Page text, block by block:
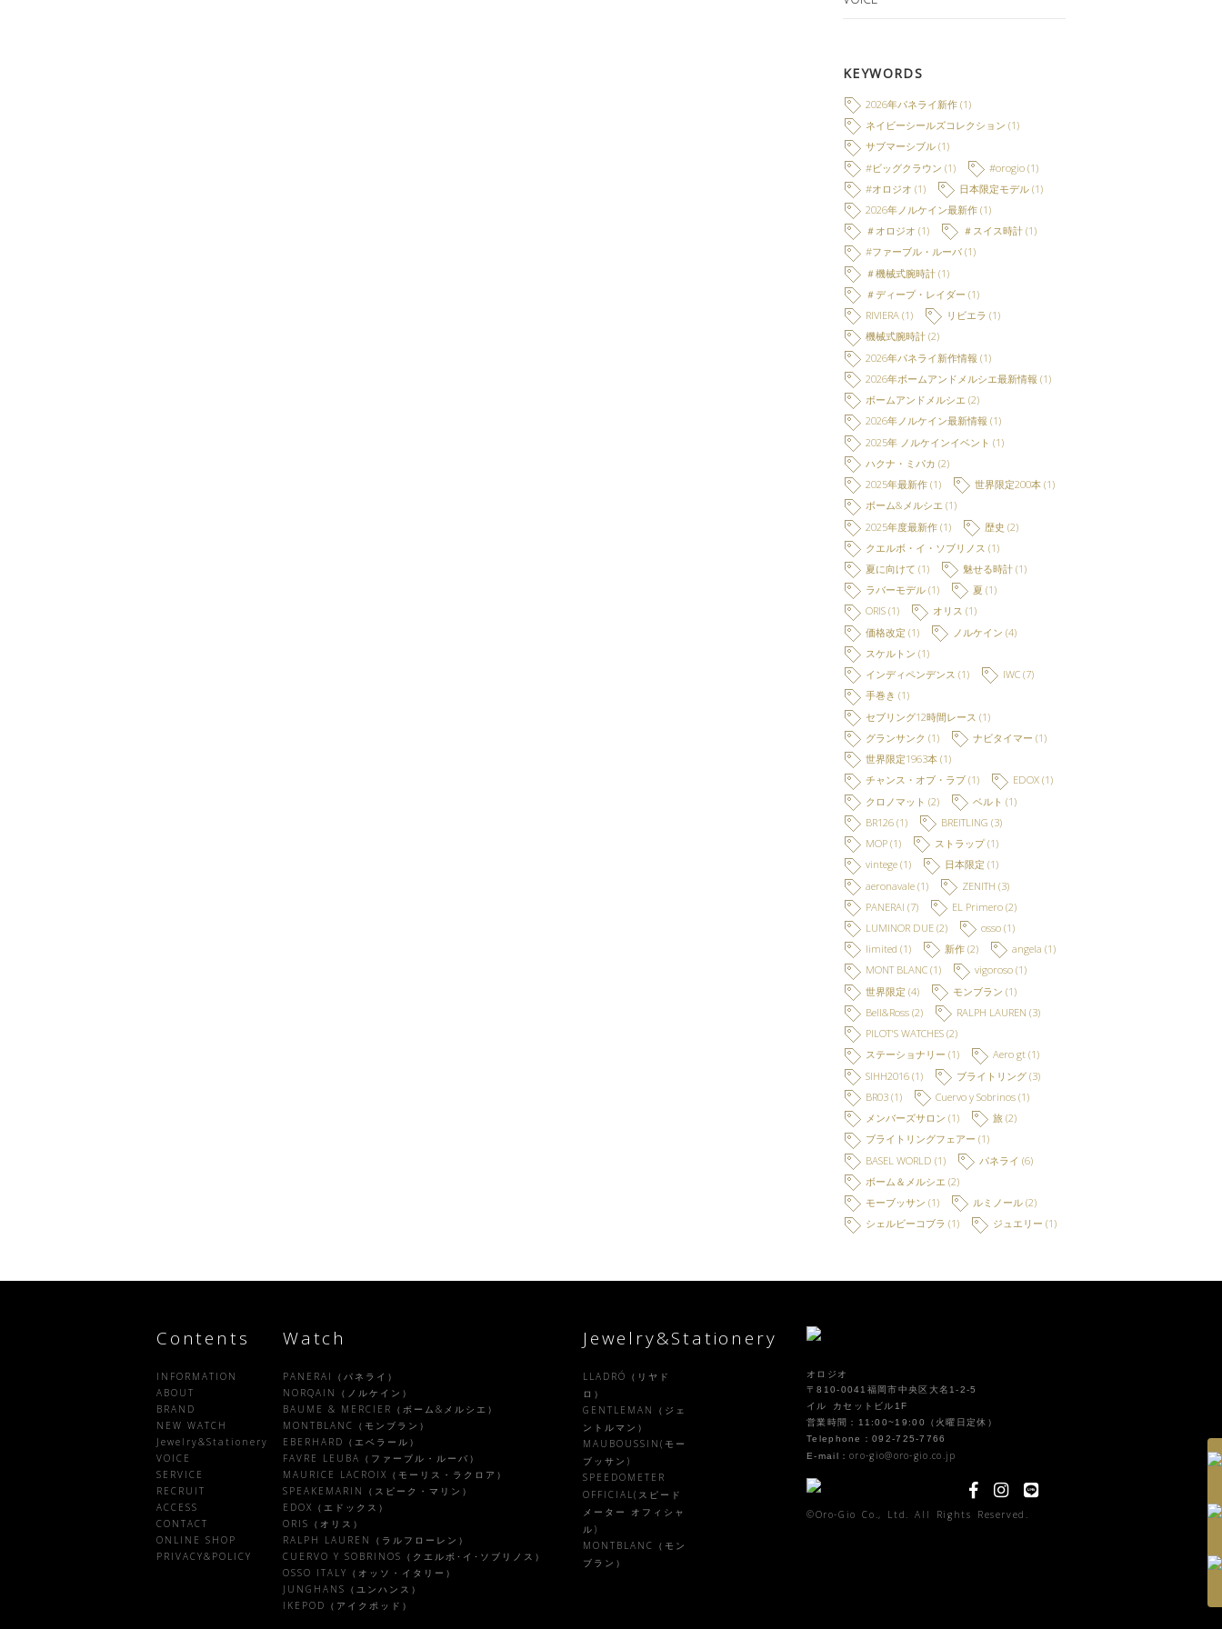
KEYWORDS
2026年パネライ新作(1)
ネイビーシールズコレクション (1)
サブマーシブル(1)
#ビッグクラウン (1) #orogio(1)
#オロジオ (1) 日本限定モデル(1)
2026年ノルケイン最新作(1)
＃オロジオ (1) ＃スイス時計(1)
#ファーブル・ルーバ(1)
＃機械式腕時計(1)
＃ディープ・レイダー (1)
RIVIERA(1) リビエラ (1)
機械式腕時計(2)
2026年パネライ新作情報 (1)
2026年ボームアンドメルシエ最新情報 (1)
ボームアンドメルシエ(2)
2026年ノルケイン最新情報 (1)
2025年 ノルケインイベント (1)
ハクナ・ミパカ (2)
2025年最新作(1) 世界限定200本(1)
ボーム&メルシエ(1)
2025年度最新作(1) 歴史 (2)
クエルボ・イ・ソブリノス (1)
夏に向けて (1) 魅せる時計(1)
ラバーモデル(1) 夏 (1)
ORIS(1) オリス (1)
価格改定 (1) ノルケイン (4)
スケルトン (1)
インディペンデンス (1) IWC(7)
手巻き (1)
セブリング12時間レース (1)
グランサンク (1) ナビタイマー (1)
世界限定1963本(1)
チャンス・オブ・ラブ(1) EDOX(1)
クロノマット (2) ベルト (1)
BR126(1) BREITLING (3)
MOP(1) ストラップ(1)
vintege(1) 日本限定 (1)
aeronavale(1) ZENITH (3)
PANERAI (7) EL Primero(2)
LUMINOR DUE(2) osso(1)
limited (1) 新作(2) angela (1)
MONT BLANC(1) vigoroso(1)
世界限定 (4) モンブラン (1)
Bell&Ross(2) RALPH LAUREN (3)
PILOT'S WATCHES(2)
ステーショナリー (1) Aero gt(1)
SIHH2016(1) ブライトリング(3)
BR03(1) Cuervo y Sobrinos(1)
メンバーズサロン (1) 旅(2)
ブライトリングフェアー (1)
BASEL WORLD (1) パネライ (6)
ボーム＆メルシエ (2)
モーブッサン (1) ルミノール(2)
シェルビーコブラ (1) ジュエリー (1)
Contents
INFORMATION
ABOUT
BRAND
NEW WATCH
Jewelry&Stationery
VOICE
SERVICE
RECRUIT
ACCESS
CONTACT
ONLINE SHOP
PRIVACY&POLICY
Watch
PANERAI（パネライ）
NORQAIN（ノルケイン）
BAUME & MERCIER（ボーム&メルシエ）
MONTBLANC（モンブラン）
EBERHARD（エベラール）
FAVRE LEUBA（ファーブル・ルーバ）
MAURICE LACROIX（モーリス・ラクロア）
SPEAKEMARIN（スピーク・マリン）
EDOX（エドックス）
ORIS（オリス）
RALPH LAUREN（ラルフローレン）
CUERVO Y SOBRINOS（クエルボ･イ･ソブリノス）
OSSO ITALY（オッソ・イタリー）
JUNGHANS（ユンハンス）
IKEPOD（アイクポッド）
Jewelry&Stationery
LLADRÓ（リヤド
ロ）
GENTLEMAN（ジェ
ントルマン）
MAUBOUSSIN(モー
ブッサン)
SPEEDOMETER
OFFICIAL(スピード
メーター オフィシャ
ル)
MONTBLANC（モン
ブラン）
オロジオ
〒810-0041福岡市中央区大名1-2-5
イル カセットビル1F
営業時間：11:00~19:00（火曜日定休）
Telephone：092-725-7766
E-mail：oro-gio@oro-gio.co.jp
©Oro-Gio Co., Ltd. All Rights Reserved.